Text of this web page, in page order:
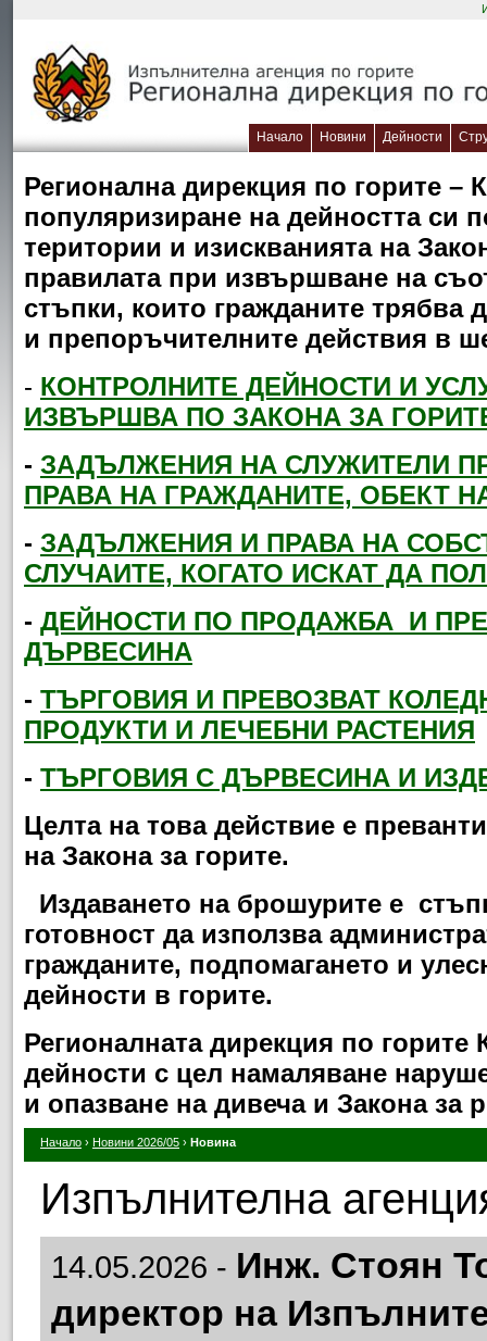
Начало Новини Дейности
Регионална дирекция по горите
популяризиране на дейността си
територии и изискванията на
правилата при извършване на
стъпки, които гражданите трябва
и препоръчителните действия в
- КОНТРОЛНИТЕ ДЕЙНОСТИ И
ИЗВЪРШВА ПО ЗАКОНА ЗА
- ЗАДЪЛЖЕНИЯ НА СЛУЖИТЕЛИ
ПРАВА НА ГРАЖДАНИТЕ, ОБЕКТ
- ЗАДЪЛЖЕНИЯ И ПРАВА НА
СЛУЧАИТЕ, КОГАТО ИСКАТ ДА
- ДЕЙНОСТИ ПО ПРОДАЖБА И
ДЪРВЕСИНА
- ТЪРГОВИЯ И ПРЕВОЗВАТ
ПРОДУКТИ И ЛЕЧЕБНИ РАСТЕНИЯ
- ТЪРГОВИЯ С ДЪРВЕСИНА И
Целта на това действие е
на Закона за горите.
Издаването на брошурите е
готовност да използва
гражданите, подпомагането и
дейности в горите.
Регионалната дирекция по
дейности с цел намаляване
и опазване на дивеча и Закона за
Начало › Новини 2026/05 › Новина
Изпълнителна
14.05.2026 - Инж. Стоян
директор на